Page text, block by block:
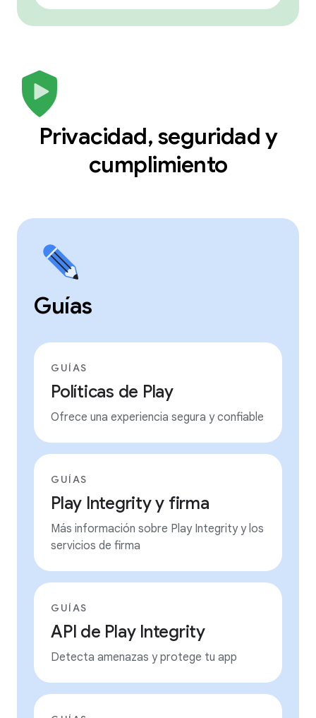
Privacidad, seguridad y
cumplimiento
Guías
GUÍAS
Políticas de Play
Ofrece una experiencia segura y confiable
GUÍAS
Play Integrity y firma
Más información sobre Play Integrity y los
servicios de firma
GUÍAS
API de Play Integrity
Detecta amenazas y protege tu app